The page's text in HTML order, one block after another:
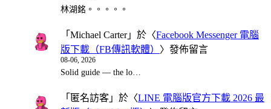
林湖銘。。。。。
「 Michael Carter」於〈Facebook Messenger 電腦
版下載（FB傳訊軟體） 〉發佈留言
08-06, 2026
Solid guide — the lo…
「 匿名訪客 」於〈LINE 電腦版官方下載 2026 最